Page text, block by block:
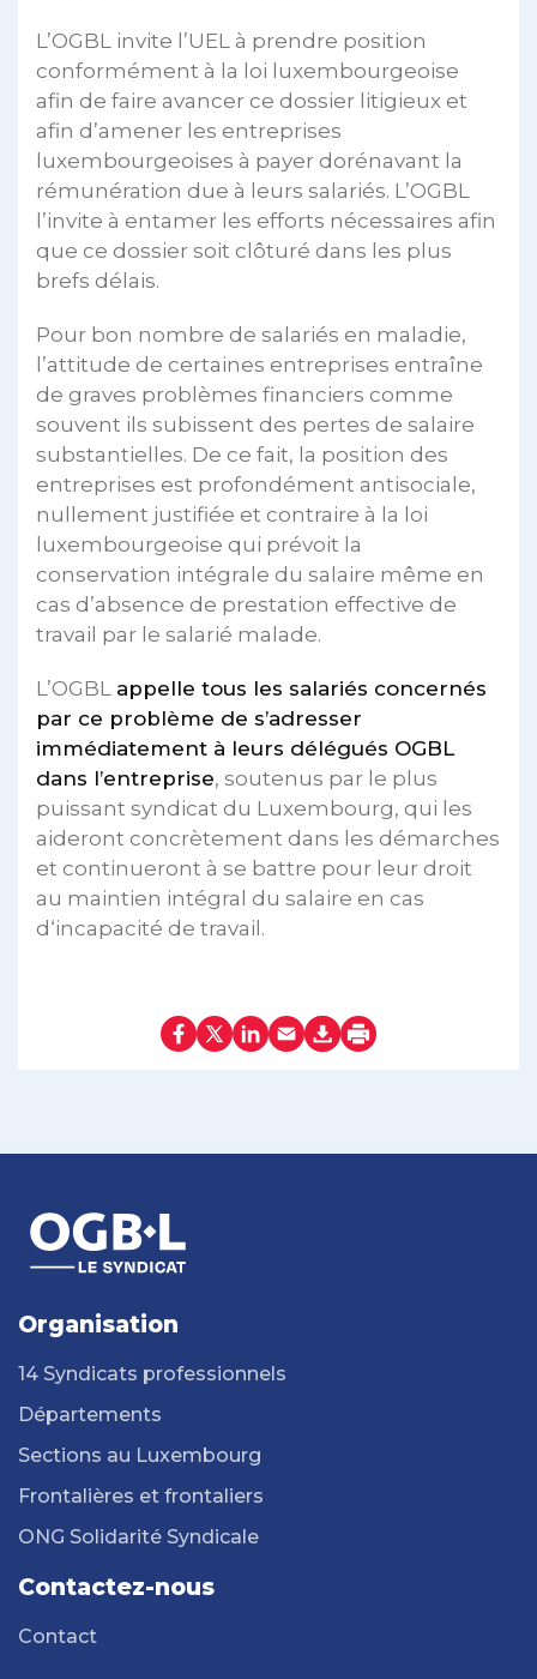
L’OGBL invite l’UEL à prendre position
conformément à la loi luxembourgeoise
afin de faire avancer ce dossier litigieux et
afin d’amener les entreprises
luxembourgeoises à payer dorénavant la
rémunération due à leurs salariés. L’OGBL
l’invite à entamer les efforts nécessaires afin
que ce dossier soit clôturé dans les plus
brefs délais.
Pour bon nombre de salariés en maladie,
l’attitude de certaines entreprises entraîne
de graves problèmes financiers comme
souvent ils subissent des pertes de salaire
substantielles. De ce fait, la position des
entreprises est profondément antisociale,
nullement justifiée et contraire à la loi
luxembourgeoise qui prévoit la
conservation intégrale du salaire même en
cas d’absence de prestation effective de
travail par le salarié malade.
L’OGBL appelle tous les salariés concernés
par ce problème de s’adresser
immédiatement à leurs délégués OGBL
dans l’entreprise, soutenus par le plus
puissant syndicat du Luxembourg, qui les
aideront concrètement dans les démarches
et continueront à se battre pour leur droit
au maintien intégral du salaire en cas
d‘incapacité de travail.
Organisation
14 Syndicats professionnels
Départements
Sections au Luxembourg
Frontalières et frontaliers
ONG Solidarité Syndicale
Contactez-nous
Contact